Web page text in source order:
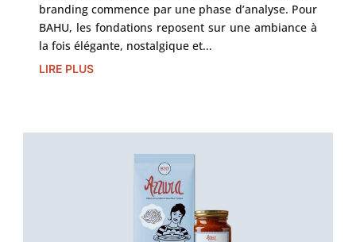
branding commence par une phase d’analyse. Pour
BAHU, les fondations reposent sur une ambiance à
la fois élégante, nostalgique et...
LIRE PLUS